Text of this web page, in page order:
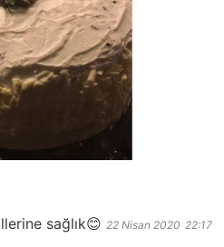
sağlık😊 22 Nisan 2020 22:17